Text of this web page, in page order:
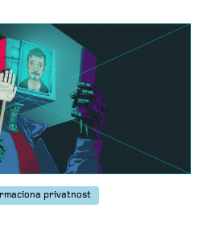
uvodi Ministarstvo
i prepoznavanje naših
Širom sveta sve je glasniji
jer se diskutabilan
privatnost